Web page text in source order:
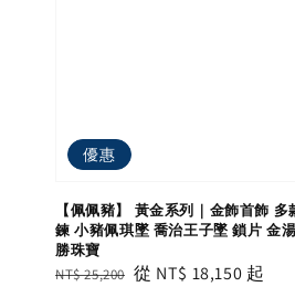
優惠
【佩佩豬】 黃金系列｜金飾首飾 多
鍊 小豬佩琪墜 喬治王子墜 鎖片 金
勝珠寶
Regular
NT$ 25,200 Sale
從 NT$ 18,150 起